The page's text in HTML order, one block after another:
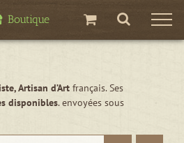
Boutique
Artisan d’Art français. Ses
disponibles. envoyées sous